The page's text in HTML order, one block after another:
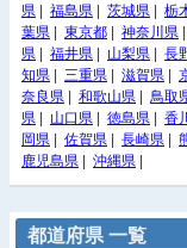
県
福島県 茨城県 栃
葉県
東京都 神奈川県
県
福井県 山梨県 長
知県
三重県 滋賀県
奈良県
和歌山県 鳥取
県
山口県 徳島県 香
岡県
佐賀県 長崎県
鹿児島県
沖縄県
都道府県 一覧